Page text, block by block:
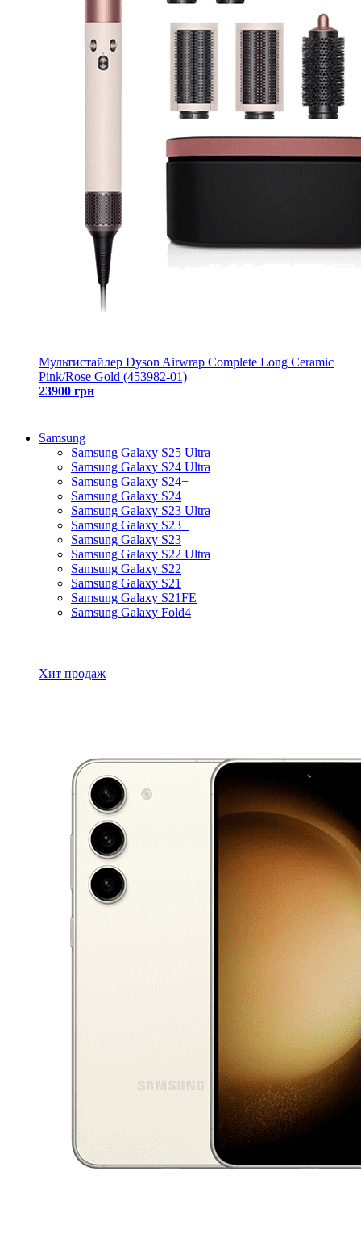
Мультистайлер Dyson Airwrap Complete Long Ceramic
Pink/Rose Gold (453982-01)
23900 грн
Samsung
Samsung Galaxy S25 Ultra
Samsung Galaxy S24 Ultra
Samsung Galaxy S24+
Samsung Galaxy S24
Samsung Galaxy S23 Ultra
Samsung Galaxy S23+
Samsung Galaxy S23
Samsung Galaxy S22 Ultra
Samsung Galaxy S22
Samsung Galaxy S21
Samsung Galaxy S21FE
Samsung Galaxy Fold4
Хит продаж